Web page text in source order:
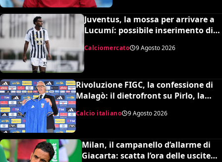
Juventus, la mossa per arrivare a
Lucumí: possibile inserimento di
Calciomercato 9 Agosto 2026
Rivoluzione FIGC, la confessione di
Malagò: il dietrofront su Pirlo, la
scelta Mancini e il nuovo volto
dell’Italia
Calcio italiano 9 Agosto 2026
Milan, il campanello d’allarme di
Giacarta: scatta l’ora delle uscite